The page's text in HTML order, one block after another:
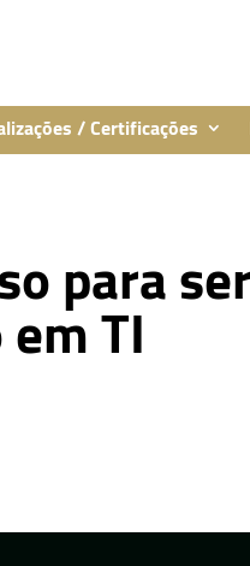
/ Certificações
para
TI